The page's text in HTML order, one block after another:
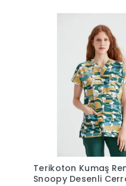
Terikoton Kumaş
Snoopy Desenli